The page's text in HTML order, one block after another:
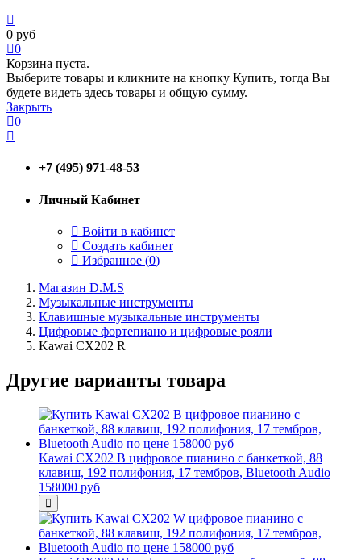
0 руб
0
Корзина пуста.
Выберите товары и кликните на кнопку Купить, тогда Вы
будете видеть здесь товары и общую сумму.
Закрыть
0
+7 (495) 971-48-53
Личный Кабинет
Войти в кабинет
Создать кабинет
Избранное (0)
Магазин D.M.S
Музыкальные инструменты
Клавишные музыкальные инструменты
Цифровые фортепиано и цифровые рояли
Kawai CX202 R
Другие варианты товара
Kawai CX202 B цифровое пианино с банкеткой, 88
клавиш, 192 полифония, 17 тембров, Bluetooth Audio
158000 руб